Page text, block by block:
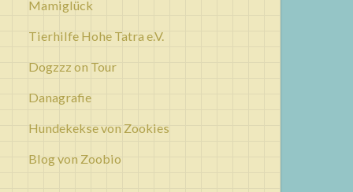
Mamiglück
Tierhilfe Hohe Tatra e.V.
Dogzzz on Tour
Danagrafie
Hundekekse von Zookies
Blog von Zoobio